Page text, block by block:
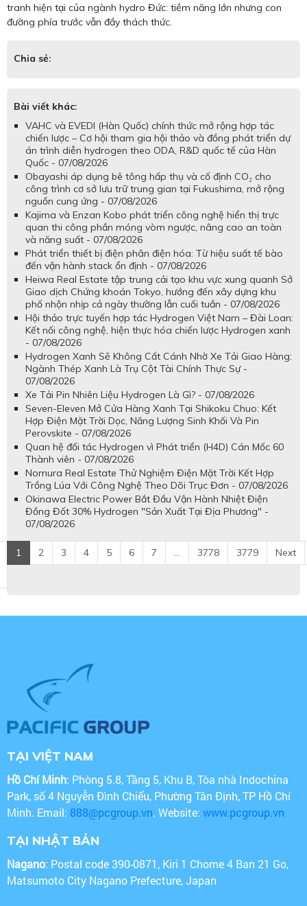
tranh hiện tại của ngành hydro Đức: tiềm năng lớn nhưng con
đường phía trước vẫn đầy thách thức.
Chia sẻ:
Bài viết khác:
VAHC và EVEDI (Hàn Quốc) chính thức mở rộng hợp tác
chiến lược – Cơ hội tham gia hội thảo và đồng phát triển dự
án trình diễn hydrogen theo ODA, R&D quốc tế của Hàn
Quốc - 07/08/2026
Obayashi áp dụng bê tông hấp thụ và cố định CO₂ cho
công trình cơ sở lưu trữ trung gian tại Fukushima, mở rộng
nguồn cung ứng - 07/08/2026
Kajima và Enzan Kobo phát triển công nghệ hiển thị trực
quan thi công phần móng vòm ngược, nâng cao an toàn
và năng suất - 07/08/2026
Phát triển thiết bị điện phân điện hóa: Từ hiệu suất tế bào
đến vận hành stack ổn định - 07/08/2026
Heiwa Real Estate tập trung cải tạo khu vực xung quanh Sở
Giao dịch Chứng khoán Tokyo, hướng đến xây dựng khu
phố nhộn nhịp cả ngày thường lẫn cuối tuần - 07/08/2026
Hội thảo trực tuyến hợp tác Hydrogen Việt Nam – Đài Loan:
Kết nối công nghệ, hiện thực hóa chiến lược Hydrogen xanh
- 07/08/2026
Hydrogen Xanh Sẽ Không Cất Cánh Nhờ Xe Tải Giao Hàng:
Ngành Thép Xanh Là Trụ Cột Tài Chính Thực Sự -
07/08/2026
Xe Tải Pin Nhiên Liệu Hydrogen Là Gì? - 07/08/2026
Seven-Eleven Mở Cửa Hàng Xanh Tại Shikoku Chuo: Kết
Hợp Điện Mặt Trời Dọc, Năng Lượng Sinh Khối Và Pin
Perovskite - 07/08/2026
Quan hệ đối tác Hydrogen vì Phát triển (H4D) Cán Mốc 60
Thành viên - 07/08/2026
Nomura Real Estate Thử Nghiệm Điện Mặt Trời Kết Hợp
Trồng Lúa Với Công Nghệ Theo Dõi Trục Đơn - 07/08/2026
Okinawa Electric Power Bắt Đầu Vận Hành Nhiệt Điện
Đồng Đốt 30% Hydrogen "Sản Xuất Tại Địa Phương" -
07/08/2026
1 2 3 4 5 6 7 ... 3778 3779 Next
TẠI VIỆT NAM
Hồ Chí Minh: Phòng 5.8, Tầng 5, Khu B, Tòa nhà Indochina
Park, số 4 Nguyễn Đình Chiểu, Phường Tân Định, TP Hồ Chí
Minh. Email: 888@pcgroup.vn. Website: www.pcgroup.vn
TẠI NHẬT BẢN
Nagano: Postal code 390-0871, Kiri 1 Chome 4 Ban 21 Go,
Matsumoto City Nagano Prefecture, Japan